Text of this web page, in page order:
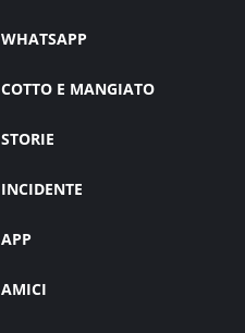
WHATSAPP
COTTO E MANGIATO
STORIE
INCIDENTE
APP
AMICI